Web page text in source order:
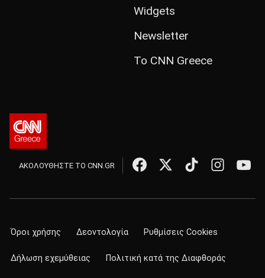
Widgets
Newsletter
Το CNN Greece
ΑΚΟΛΟΥΘΗΣΤΕ ΤΟ CNN.GR
Όροι χρήσης Δεοντολογία Ρυθμίσεις Cookies
Δήλωση εχεμύθειας Πολιτική κατά της Διαφθοράς